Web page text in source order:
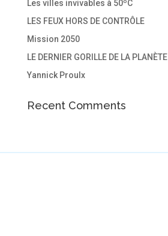
Les villes invivables à 50ºC
LES FEUX HORS DE CONTRÔLE
Mission 2050
LE DERNIER GORILLE DE LA PLANÈTE
Yannick Proulx
Recent Comments